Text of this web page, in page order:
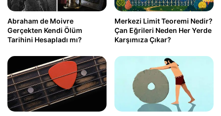
Abraham de Moivre
Gerçekten Kendi Ölüm
Tarihini Hesapladı mı?
Merkezi Limit Teoremi Nedir?
Çan Eğrileri Neden Her Yerde
Karşımıza Çıkar?